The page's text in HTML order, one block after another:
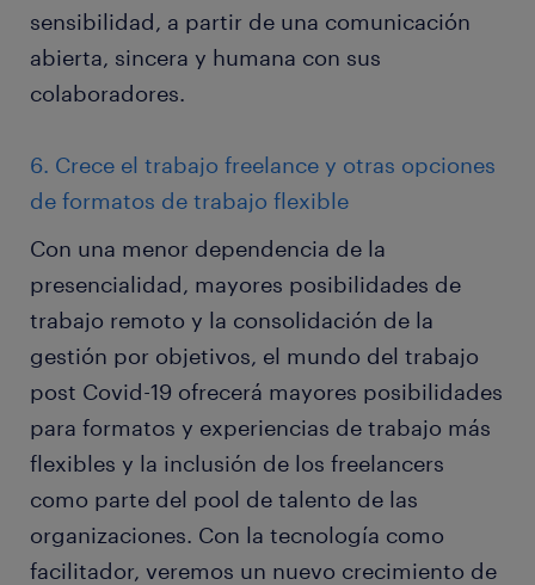
sensibilidad, a partir de una comunicación
abierta, sincera y humana con sus
colaboradores.
6. Crece el trabajo freelance y otras opciones
de formatos de trabajo flexible
Con una menor dependencia de la
presencialidad, mayores posibilidades de
trabajo remoto y la consolidación de la
gestión por objetivos, el mundo del trabajo
post Covid-19 ofrecerá mayores posibilidades
para formatos y experiencias de trabajo más
flexibles y la inclusión de los freelancers
como parte del pool de talento de las
organizaciones. Con la tecnología como
facilitador, veremos un nuevo crecimiento de